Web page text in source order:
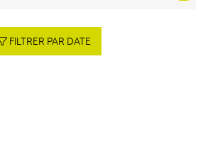
FILTRER PAR DATE